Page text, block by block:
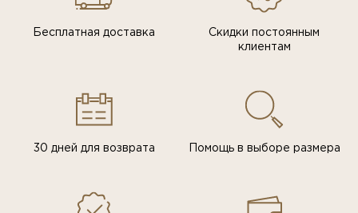
Бесплатная доставка
Скидки постоянным
клиентам
30 дней для возврата Помощь в выборе размера